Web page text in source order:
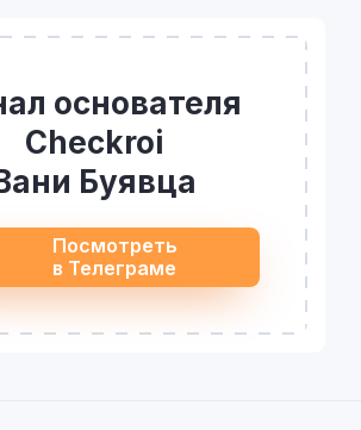
основателя
Checkroi
Буявца
Посмотреть
в Телеграме